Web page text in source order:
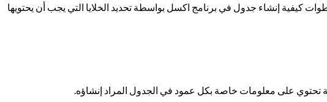
كيفية إنشاء جدول في برنامج اكسل بواسطة تحديد الخلايا التي يجب أن يحتويها